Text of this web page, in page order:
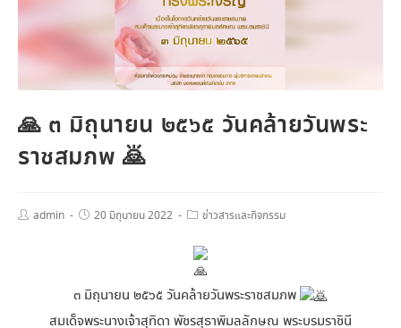
🙏 ๓ มิถุนายน ๒๕๖๕ วันคล้ายวันพระ
ราชสมภพ 🙇
admin 20 มิถุนายน 2022 ข่าวสารและกิจกรรม
๓ มิถุนายน ๒๕๖๕ วันคล้ายวันพระราชสมภพ
สมเด็จพระนางเจ้าสุทิดา พัชรสุธาพิมลลักษณ พระบรมราชินี